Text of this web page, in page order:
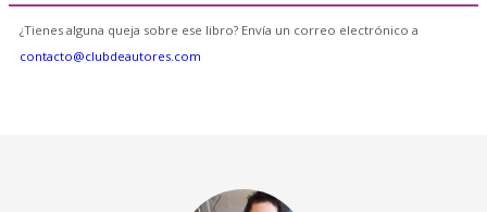
¿Tienes alguna queja sobre ese libro? Envía un correo electrónico a
contacto@clubdeautores.com